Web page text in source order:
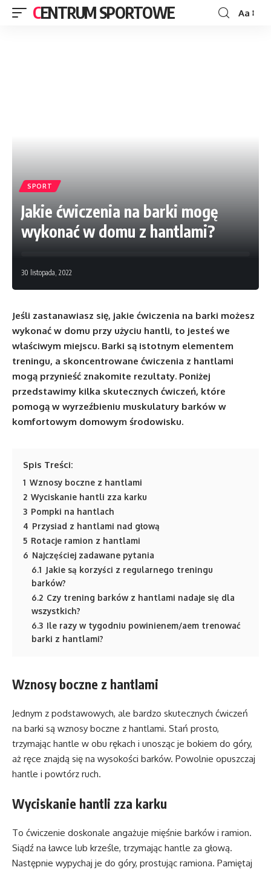
CENTRUM SPORTOWE Aa
SPORT
Jakie ćwiczenia na barki mogę
wykonać w domu z hantlami?
30 listopada, 2022
Jeśli zastanawiasz się, jakie ćwiczenia na barki możesz
wykonać w domu przy użyciu hantli, to jesteś we
właściwym miejscu. Barki są istotnym elementem
treningu, a skoncentrowane ćwiczenia z hantlami
mogą przynieść znakomite rezultaty. Poniżej
przedstawimy kilka skutecznych ćwiczeń, które
pomogą w wyrzeźbieniu muskulatury barków w
komfortowym domowym środowisku.
Spis Treści:
1 Wznosy boczne z hantlami
2 Wyciskanie hantli zza karku
3 Pompki na hantlach
4 Przysiad z hantlami nad głową
5 Rotacje ramion z hantlami
6 Najczęściej zadawane pytania
6.1 Jakie są korzyści z regularnego treningu
barków?
6.2 Czy trening barków z hantlami nadaje się dla
wszystkich?
6.3 Ile razy w tygodniu powinienem/aem trenować
barki z hantlami?
Wznosy boczne z hantlami
Jednym z podstawowych, ale bardzo skutecznych ćwiczeń
na barki są wznosy boczne z hantlami. Stań prosto,
trzymając hantle w obu rękach i unosząc je bokiem do góry,
aż ręce znajdą się na wysokości barków. Powolnie opuszczaj
hantle i powtórz ruch.
Wyciskanie hantli zza karku
To ćwiczenie doskonale angażuje mięśnie barków i ramion.
Siądź na ławce lub krześle, trzymając hantle za głową.
Następnie wypychaj je do góry, prostując ramiona. Pamiętaj